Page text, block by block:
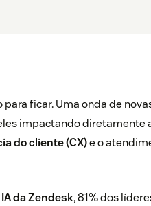
ficar. Uma onda de
impactando diretamente
do cliente (CX)e o
da Zendesk, 81% dos